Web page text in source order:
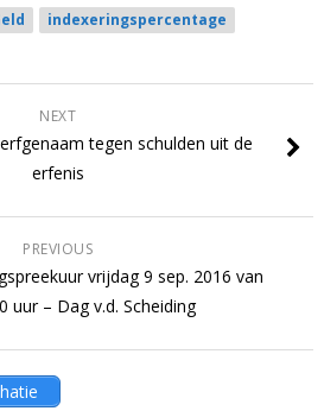
indexeringspercentage
NEXT
tegen schulden uit de
erfenis
PREVIOUS
vrijdag 9 sep. 2016 van
uur – Dag v.d. Scheiding